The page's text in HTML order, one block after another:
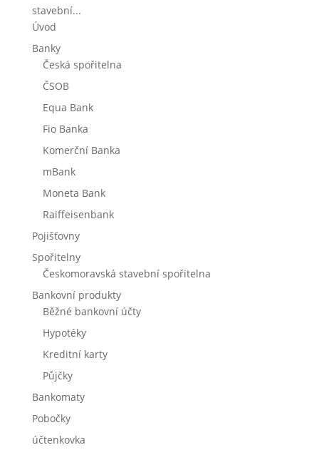
stavební...
Úvod
Banky
Česká spořitelna
ČSOB
Equa Bank
Fio Banka
Komerční Banka
mBank
Moneta Bank
Raiffeisenbank
Pojišťovny
Spořitelny
Českomoravská stavební spořitelna
Bankovní produkty
Běžné bankovní účty
Hypotéky
Kreditní karty
Půjčky
Bankomaty
Pobočky
účtenkovka